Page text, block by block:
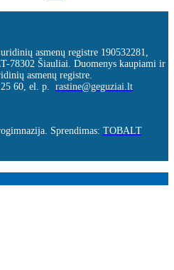
asmenų registre 190532281,
78302 Šiauliai. Duomenys kaupiami ir
asmenų registre.
60, el. p. rastine@geguziai.lt
Sprendimas: TOBALT